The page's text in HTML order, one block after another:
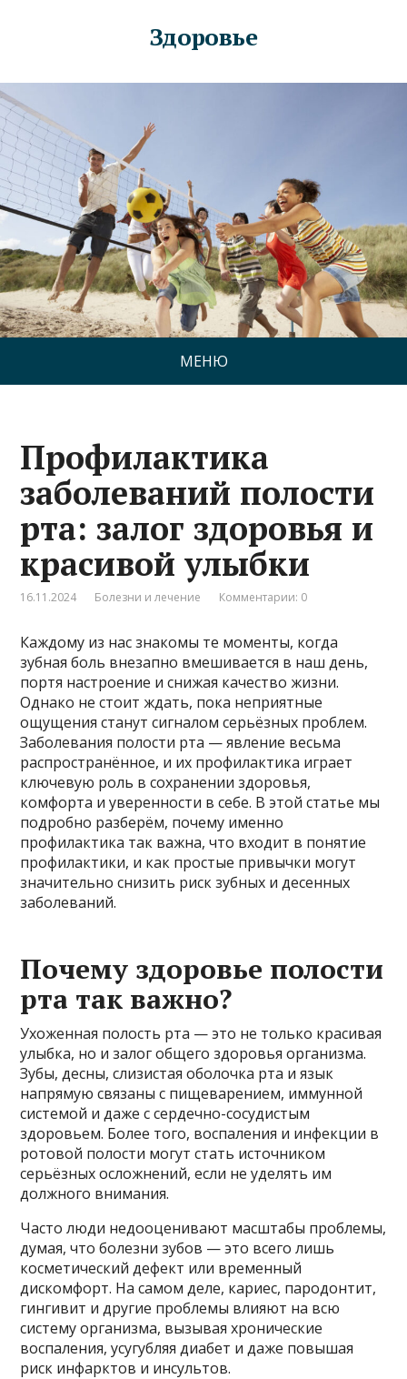
Здоровье
МЕНЮ
Профилактика
заболеваний полости
рта: залог здоровья и
красивой улыбки
16.11.2024 Болезни и лечение Комментарии: 0
Каждому из нас знакомы те моменты, когда
зубная боль внезапно вмешивается в наш день,
портя настроение и снижая качество жизни.
Однако не стоит ждать, пока неприятные
ощущения станут сигналом серьёзных проблем.
Заболевания полости рта — явление весьма
распространённое, и их профилактика играет
ключевую роль в сохранении здоровья,
комфорта и уверенности в себе. В этой статье мы
подробно разберём, почему именно
профилактика так важна, что входит в понятие
профилактики, и как простые привычки могут
значительно снизить риск зубных и десенных
заболеваний.
Почему здоровье полости
рта так важно?
Ухоженная полость рта — это не только красивая
улыбка, но и залог общего здоровья организма.
Зубы, десны, слизистая оболочка рта и язык
напрямую связаны с пищеварением, иммунной
системой и даже с сердечно-сосудистым
здоровьем. Более того, воспаления и инфекции в
ротовой полости могут стать источником
серьёзных осложнений, если не уделять им
должного внимания.
Часто люди недооценивают масштабы проблемы,
думая, что болезни зубов — это всего лишь
косметический дефект или временный
дискомфорт. На самом деле, кариес, пародонтит,
гингивит и другие проблемы влияют на всю
систему организма, вызывая хронические
воспаления, усугубляя диабет и даже повышая
риск инфарктов и инсультов.